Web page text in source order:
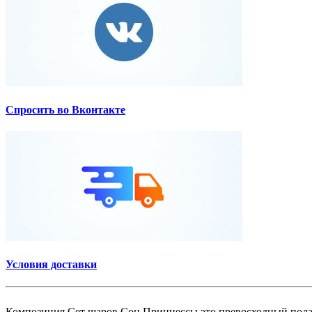
Спросить во Вконтакте
Условия доставки